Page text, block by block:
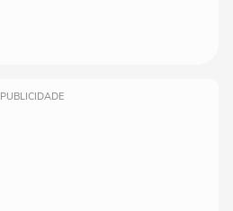
PUBLICIDADE